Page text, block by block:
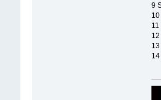
9